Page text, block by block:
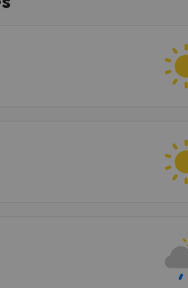
cercador ha perdut el nord.